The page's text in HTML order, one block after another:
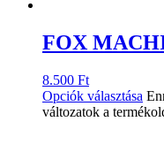
FOX
8.500 Ft
Opciók választása
változatok a